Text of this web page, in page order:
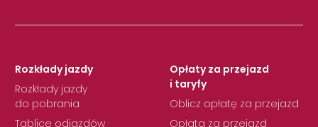
Rozkłady jazdy
Rozkłady jazdy
do pobrania
Tablice odjazdów
Opłaty za przejazd
i taryfy
Oblicz opłatę za przejazd
Opłata za przejazd